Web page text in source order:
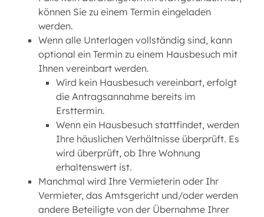
können Sie zu einem Termin eingeladen
werden.
Wenn alle Unterlagen vollständig sind, kann
optional ein Termin zu einem Hausbesuch mit
Ihnen vereinbart werden.
Wird kein Hausbesuch vereinbart, erfolgt
die Antragsannahme bereits im
Ersttermin.
Wenn ein Hausbesuch stattfindet, werden
Ihre häuslichen Verhältnisse überprüft. Es
wird überprüft, ob Ihre Wohnung
erhaltenswert ist.
Manchmal wird Ihre Vermieterin oder Ihr
Vermieter, das Amtsgericht und/oder werden
andere Beteiligte von der Übernahme Ihrer